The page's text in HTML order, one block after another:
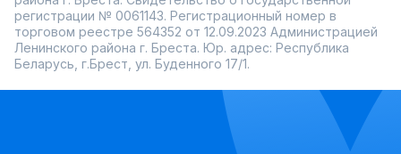
регистрации № 0061143. Регистрационный номер в
торговом реестре 564352 от 12.09.2023 Администрацией
Ленинского района г. Бреста. Юр. адрес: Республика
Беларусь, г.Брест, ул. Буденного 17/1.